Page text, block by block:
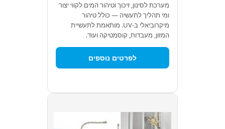
מערכת לסינון, זיכוך וטיהור המים לקווי יצור
ומי תהליך לתעשיה — כולל טיהור
מיקרוביאלי ב-UV. מותאמת לתעשיית
המזון, מעבדות, קוסמטיקה ועוד.
לפרטים נוספים